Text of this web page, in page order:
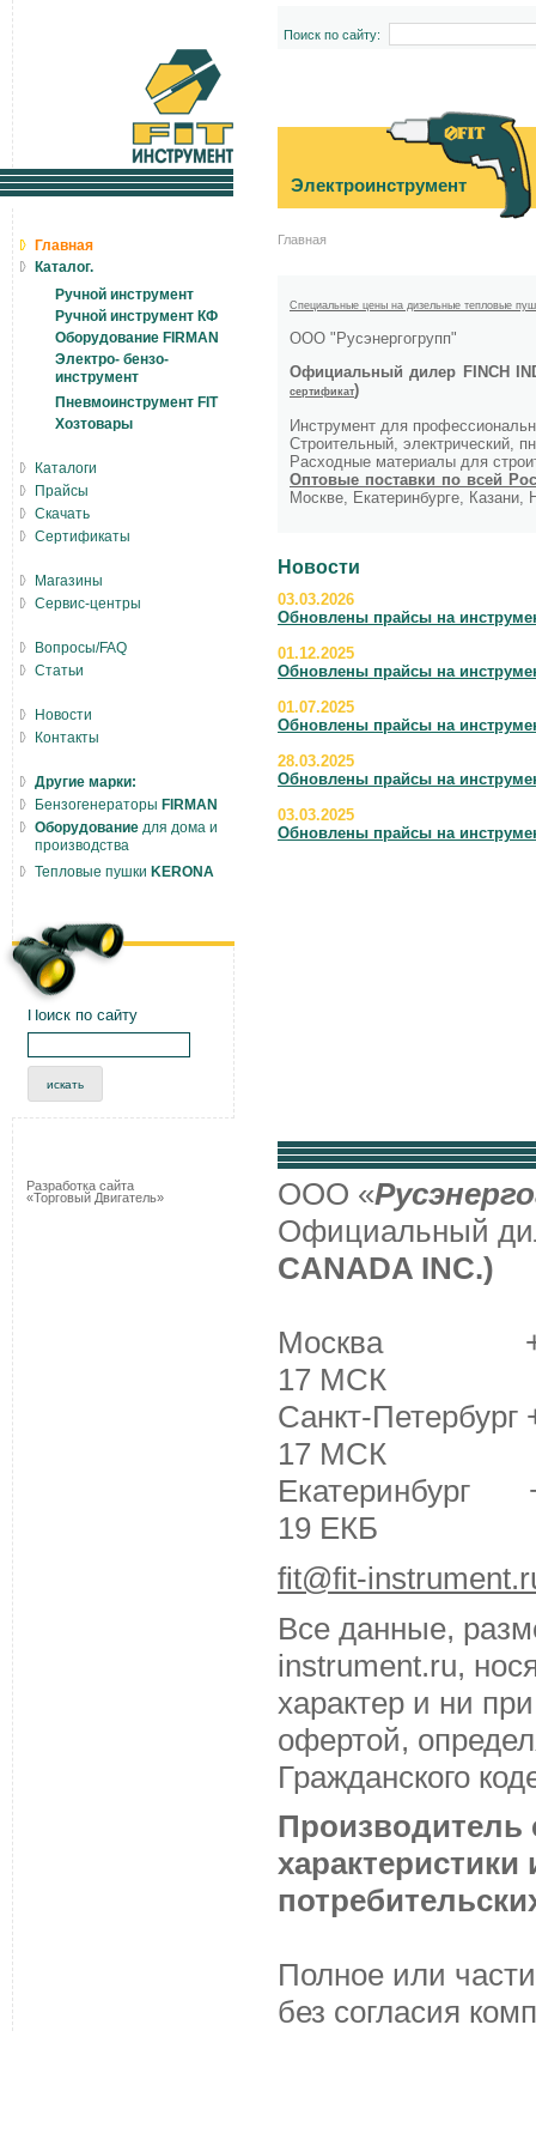
Поиск по сайту:
Электроинструмент
Главная
Специальные цены на дизельные тепловые
ООО "Русэнергогрупп"
Официальный дилер FINCH
сертификат)
Инструмент для
Строительный, электрический,
Расходные материалы для
Оптовые поставки по всей
Москве, Екатеринбурге, Казани,
Новости
03.03.2026
Обновлены прайсы на
01.12.2025
Обновлены прайсы на
01.07.2025
Обновлены прайсы на
28.03.2025
Обновлены прайсы на
03.03.2025
Обновлены прайсы на
Главная
Каталог.
Ручной инструмент
Ручной инструмент КФ
Оборудование FIRMAN
Электро- бензо-
инструмент
Пневмоинструмент FIT
Хозтовары
Каталоги
Прайсы
Скачать
Сертификаты
Магазины
Сервис-центры
Вопросы/FAQ
Статьи
Новости
Контакты
Другие марки:
Бензогенераторы FIRMAN
Оборудование для дома и
производства
Тепловые пушки KERONA
Поиск по сайту
Разработка сайта
«Торговый Двигатель»
ООО «
Официальный
CANADA INC.)
Москва +7
17 МСК
Санкт-
17 МСК
Екатеринбург
19 ЕКБ
fit@fit-
Все данные,
instrument.ru,
характер и ни
офертой,
Гражданского
Производитель
Полное или
без согласия